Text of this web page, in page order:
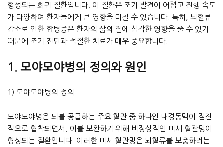
형성되는 희귀 질환입니다. 이 질환은 조기 발견이 어렵고 진행 속도
가 다양하여 환자들에게 큰 영향을 미칠 수 있습니다. 특히, 뇌혈류
감소로 인한 합병증은 환자의 삶의 질에 심각한 영향을 줄 수 있기
때문에 조기 진단과 적절한 치료가 매우 중요합니다.
1. 모야모야병의 정의와 원인
1) 모야모야병의 정의
모야모야병은 뇌를 공급하는 주요 혈관 중 하나인 내경동맥이 점진
적으로 협착되면서, 이를 보완하기 위해 비정상적인 미세 혈관망이
형성되는 질환입니다. 이러한 미세 혈관망은 뇌혈류를 보충하려는